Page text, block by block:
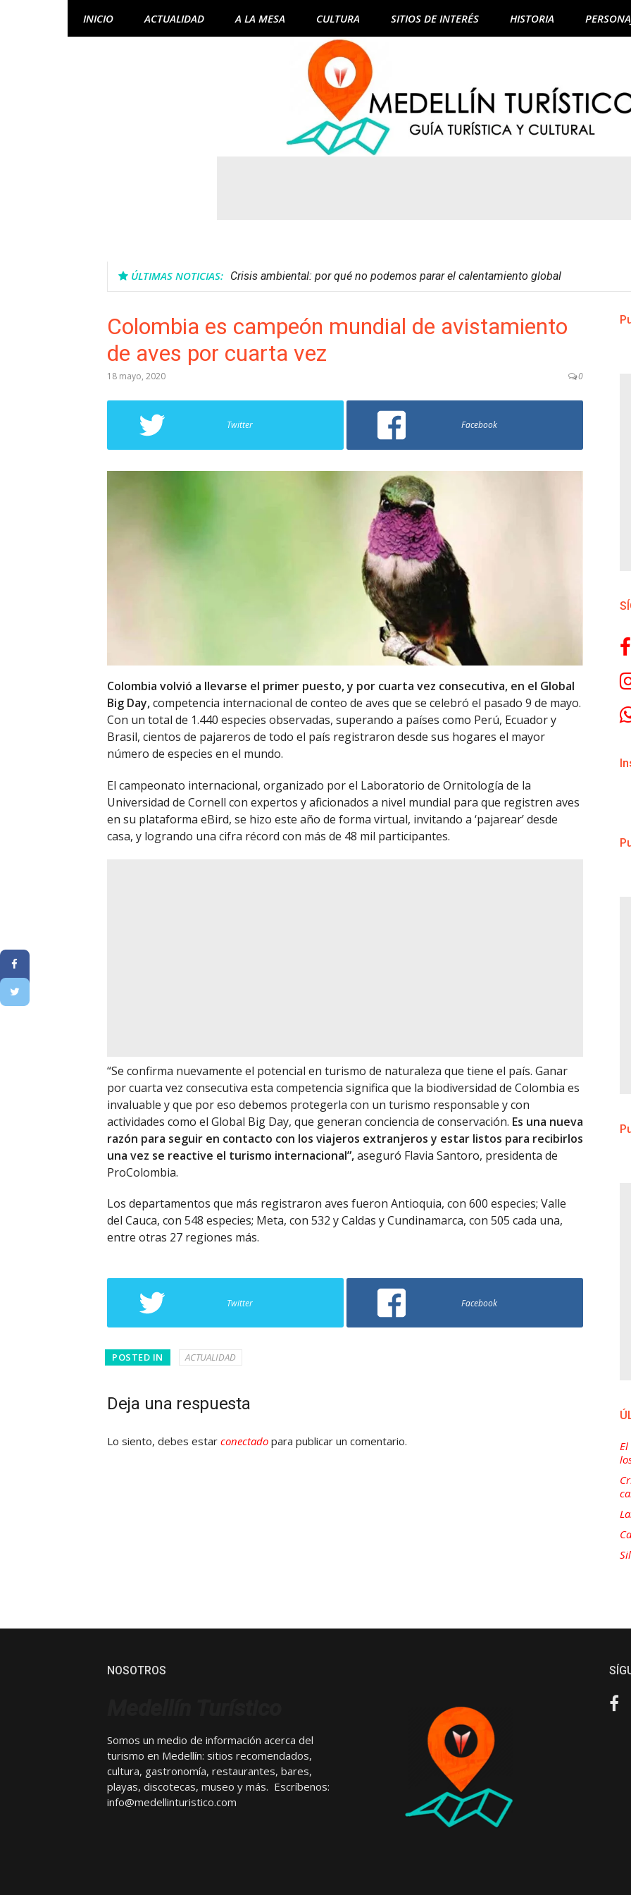
INICIO ACTUALIDAD A LA MESA CULTURA SITIOS DE INTERÉS HISTORIA
ÚLTIMAS NOTICIAS: Crisis ambiental: por qué no podemos parar el calentamiento global
Colombia es campeón mundial de avistamiento
de aves por cuarta vez
18 mayo, 2020 0
Twitter Facebook
Colombia volvió a llevarse el primer puesto, y por cuarta vez consecutiva, en el Global
Big Day,competencia internacional de conteo de aves que se celebró el pasado 9 de mayo.
Con un total de 1.440 especies observadas, superando a países como Perú, Ecuador y
Brasil, cientos de pajareros de todo el país registraron desde sus hogares el mayor
número de especies en el mundo.
El campeonato internacional, organizado por el Laboratorio de Ornitología de la
Universidad de Cornell con expertos y aficionados a nivel mundial para que registren aves
en su plataforma eBird, se hizo este año de forma virtual, invitando a ‘pajarear’ desde
casa, y logrando una cifra récord con más de 48 mil participantes.
“Se confirma nuevamente el potencial en turismo de naturaleza que tiene el país. Ganar
por cuarta vez consecutiva esta competencia significa que la biodiversidad de Colombia es
invaluable y que por eso debemos protegerla con un turismo responsable y con
actividades como el Global Big Day, que generan conciencia de conservación. Es una nueva
razón para seguir en contacto con los viajeros extranjeros y estar listos para recibirlos
una vez se reactive el turismo internacional”,aseguró Flavia Santoro, presidenta de
ProColombia.
Los departamentos que más registraron aves fueron Antioquia, con 600 especies; Valle
del Cauca, con 548 especies; Meta, con 532 y Caldas y Cundinamarca, con 505 cada una,
entre otras 27 regiones más.
Twitter Facebook
POSTED IN ACTUALIDAD
Deja una respuesta
Lo siento, debes estar conectado para publicar un comentario.
NOSOTROS
Somos un medio de información acerca del
turismo en Medellín: sitios recomendados,
cultura, gastronomía, restaurantes, bares,
playas, discotecas, museo y más. Escríbenos:
info@medellinturistico.com